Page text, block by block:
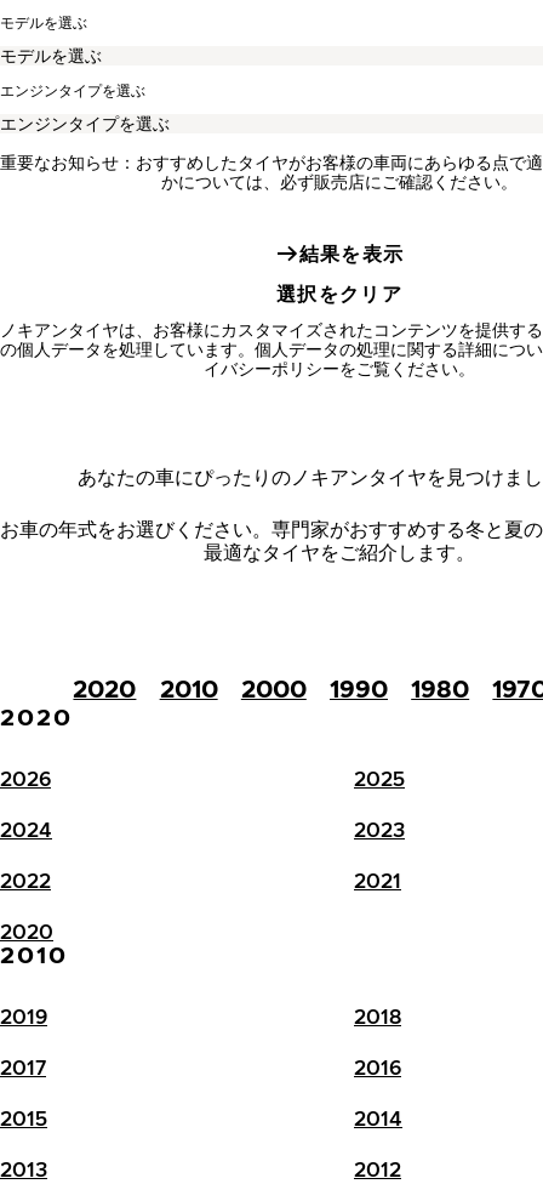
モデルを選ぶ
エンジンタイプを選ぶ
重要なお知らせ：おすすめしたタイヤがお客様の車両にあらゆる点で
かについては、必ず販売店にご確認ください。
結果を表示
選択をクリア
ノキアンタイヤは、お客様にカスタマイズされたコンテンツを提供す
の個人データを処理しています。個人データの処理に関する詳細につ
イバシーポリシーをご覧ください。
あなたの車にぴったりのノキアンタイヤを見つけま
お車の年式をお選びください。 専門家がおすすめする冬と夏
最適なタイヤをご紹介します。
2020 2010 2000 1990 1980
2020
2026 2025
2024 2023
2022 2021
2020
2010
2019 2018
2017 2016
2015 2014
2013 2012